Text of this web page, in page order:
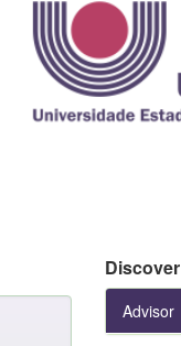
Discover
Advisor